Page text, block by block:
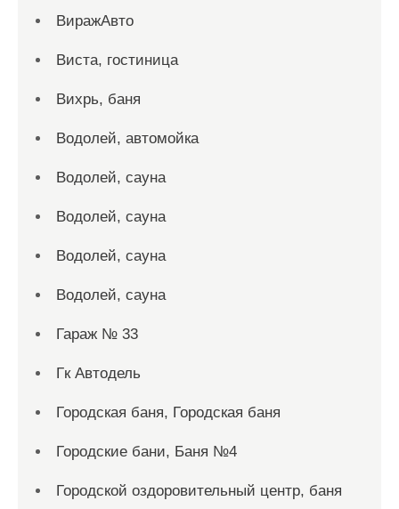
ВиражАвто
Виста, гостиница
Вихрь, баня
Водолей, автомойка
Водолей, сауна
Водолей, сауна
Водолей, сауна
Водолей, сауна
Гараж № 33
Гк Автодель
Городская баня, Городская баня
Городские бани, Баня №4
Городской оздоровительный центр, баня